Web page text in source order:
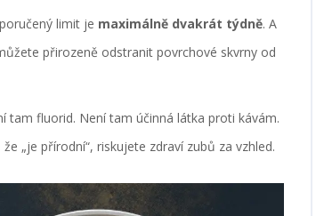
limit je maximálně dvakrát týdně. A
přirozeně odstranit povrchové skvrny od
tam fluorid. Není tam účinná látka proti kávám.
„je přírodní“, riskujete zdraví zubů za vzhled.